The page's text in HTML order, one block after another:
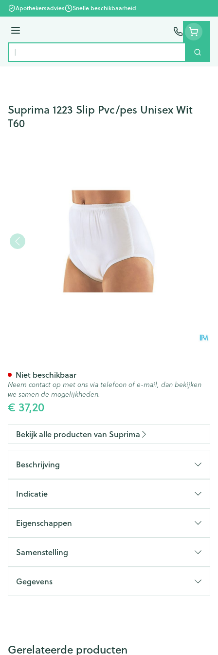
Ga naar de inhoud
Apothekersadvies Snelle beschikbaarheid
Menu
Product, merk, categorie...
Zoek
Suprima 1223 Slip Pvc/pes Unisex Wit
T60
€ 37,20
Niet beschikbaar
Neem contact op met ons via telefoon of e-mail, dan bekijken
we samen de mogelijkheden.
Bekijk alle producten van Suprima
Beschrijving
Indicatie
Eigenschappen
Samenstelling
Gegevens
Gerelateerde producten